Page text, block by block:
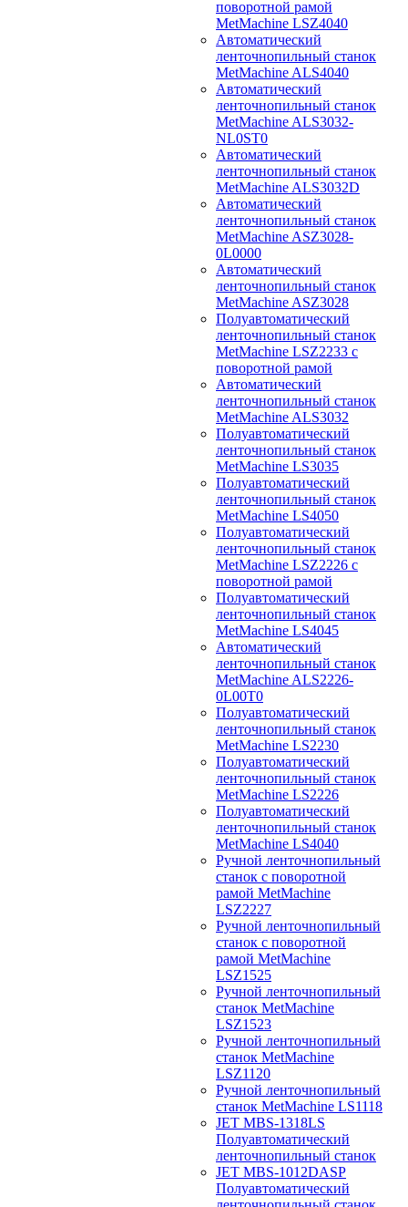
поворотной рамой
MetMachine LSZ4040
Автоматический
ленточнопильный станок
MetMachine ALS4040
Автоматический
ленточнопильный станок
MetMachine ALS3032-
NL0ST0
Автоматический
ленточнопильный станок
MetMachine ALS3032D
Автоматический
ленточнопильный станок
MetMachine ASZ3028-
0L0000
Автоматический
ленточнопильный станок
MetMachine ASZ3028
Полуавтоматический
ленточнопильный станок
MetMachine LSZ2233 с
поворотной рамой
Автоматический
ленточнопильный станок
MetMachine ALS3032
Полуавтоматический
ленточнопильный станок
MetMachine LS3035
Полуавтоматический
ленточнопильный станок
MetMachine LS4050
Полуавтоматический
ленточнопильный станок
MetMachine LSZ2226 с
поворотной рамой
Полуавтоматический
ленточнопильный станок
MetMachine LS4045
Автоматический
ленточнопильный станок
MetMachine ALS2226-
0L00T0
Полуавтоматический
ленточнопильный станок
MetMachine LS2230
Полуавтоматический
ленточнопильный станок
MetMachine LS2226
Полуавтоматический
ленточнопильный станок
MetMachine LS4040
Ручной ленточнопильный
станок с поворотной
рамой MetMachine
LSZ2227
Ручной ленточнопильный
станок с поворотной
рамой MetMachine
LSZ1525
Ручной ленточнопильный
станок MetMachine
LSZ1523
Ручной ленточнопильный
станок MetMachine
LSZ1120
Ручной ленточнопильный
станок MetMachine LS1118
JET MBS-1318LS
Полуавтоматический
ленточнопильный станок
JET MBS-1012DASP
Полуавтоматический